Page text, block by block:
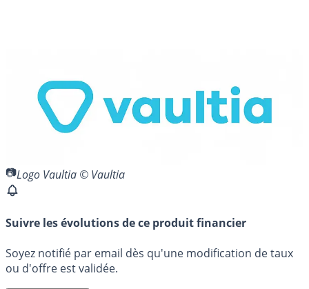
Logo Vaultia © Vaultia
Suivre les évolutions de ce produit financier
Soyez notifié par email dès qu'une modification de taux
ou d'offre est validée.